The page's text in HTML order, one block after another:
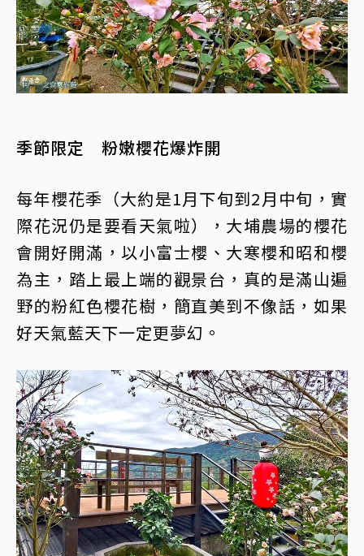
季節限定 粉嫩櫻花爆炸開
每年櫻花季（大約是1月下旬到2月中旬，實
際花況仍是要看天氣啦），大埔農場的櫻花
會開好開滿，以小富士櫻、大寒櫻和昭和櫻
為主，踏上最上端的觀景台，真的是滿山遍
野的粉紅色櫻花樹，簡直美到不像話，如果
好天氣藍天下一定更夢幻。